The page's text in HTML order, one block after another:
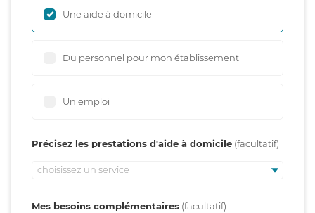
Une aide à domicile
Du personnel pour mon établissement
Un emploi
Précisez les prestations d'aide à domicile
choisissez un service
Mes besoins complémentaires